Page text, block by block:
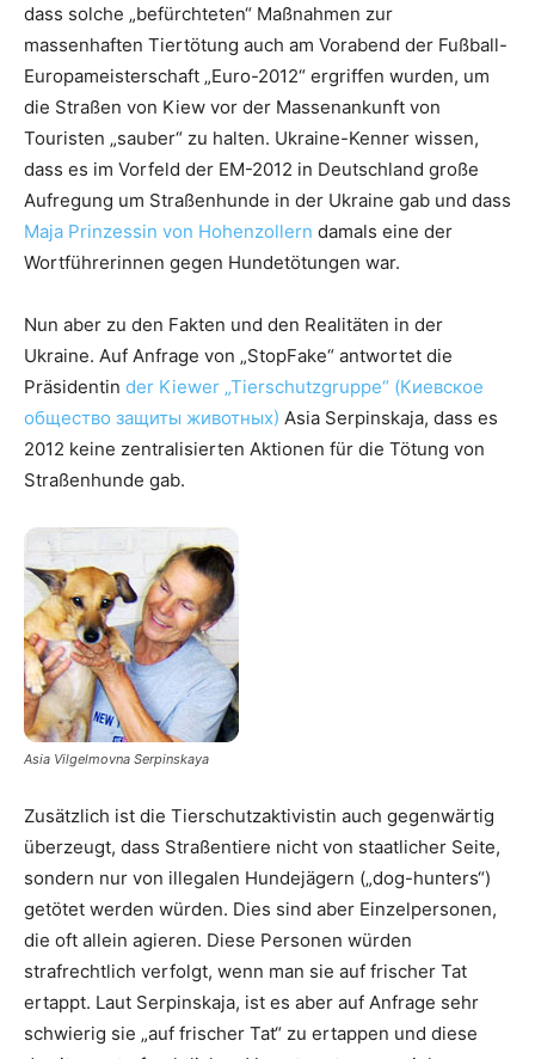
dass solche „befürchteten“ Maßnahmen zur
massenhaften Tiertötung auch am Vorabend der Fußball-
Europameisterschaft „Euro-2012“ ergriffen wurden, um
die Straßen von Kiew vor der Massenankunft von
Touristen „sauber“ zu halten. Ukraine-Kenner wissen,
dass es im Vorfeld der EM-2012 in Deutschland große
Aufregung um Straßenhunde in der Ukraine gab und dass
Maja Prinzessin von Hohenzollern damals eine der
Wortführerinnen gegen Hundetötungen war.
Nun aber zu den Fakten und den Realitäten in der
Ukraine. Auf Anfrage von „StopFake“ antwortet die
Präsidentin der Kiewer „Tierschutzgruppe“ (Киевское
общество защиты животных) Asia Serpinskaja, dass es
2012 keine zentralisierten Aktionen für die Tötung von
Straßenhunde gab.
Asia Vilgelmovna Serpinskaya
Zusätzlich ist die Tierschutzaktivistin auch gegenwärtig
überzeugt, dass Straßentiere nicht von staatlicher Seite,
sondern nur von illegalen Hundejägern („dog-hunters“)
getötet werden würden. Dies sind aber Einzelpersonen,
die oft allein agieren. Diese Personen würden
strafrechtlich verfolgt, wenn man sie auf frischer Tat
ertappt. Laut Serpinskaja, ist es aber auf Anfrage sehr
schwierig sie „auf frischer Tat“ zu ertappen und diese